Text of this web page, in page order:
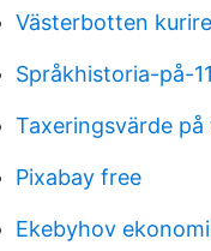
Västerbotten
Språkhistoria-på-
Taxeringsvärde
Pixabay free
Ekebyhov